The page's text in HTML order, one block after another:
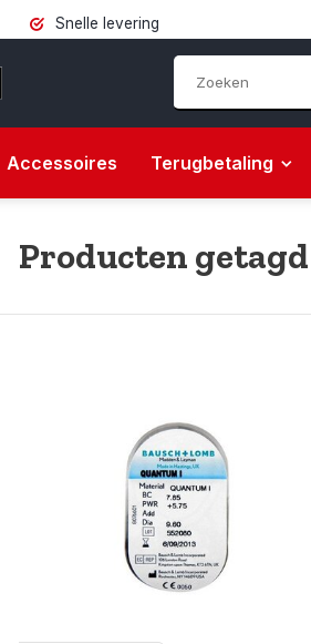
Snelle levering
Accessoires Terugbetaling
Producten